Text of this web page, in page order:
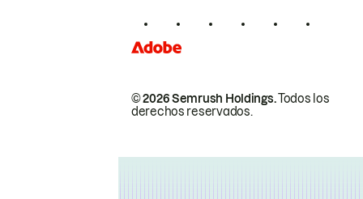
© 2026 Semrush Holdings.Todos los
derechos reservados.